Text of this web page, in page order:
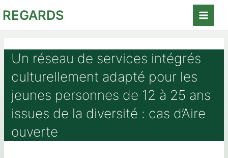
auREGARDS
Main
Un réseau de services intégrés
culturellement adapté pour les
jeunes personnes de 12 à 25 ans
issues de la diversité : cas d’Aire
ouverte